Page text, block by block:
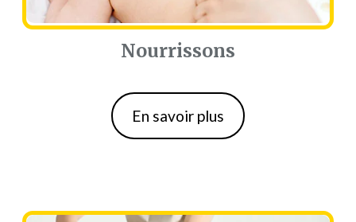
Nourrissons
Nourrissons
En savoir plus